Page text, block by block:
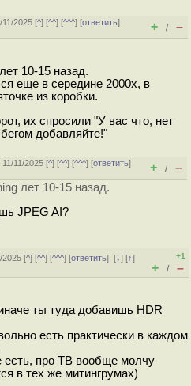
11/2025 [^] [^^] [^^^] [ответить]
+ / –
10-15 назад.
еще в середине 2000х, в
из коробки.
их спросили "У вас что, нет
добавляйте!"
11/2025 [^] [^^] [^^^] [ответить]
+ / –
лет 10-15 назад.
JPEG AI?
2025 [^] [^^] [^^^] [ответить][↓] [↑]
+1
+ / –
ты туда добавишь HDR
есть практически в каждом
есть, про ТВ вообще молчу
в тех же митингрумах)